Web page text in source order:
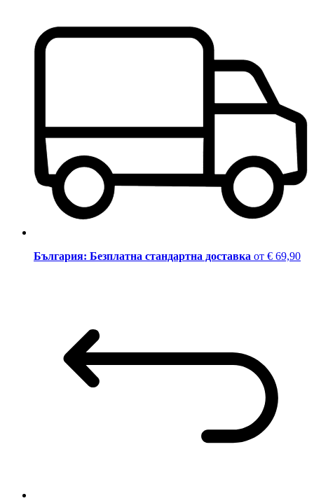
България: Безплатна стандартна доставка от € 69,90